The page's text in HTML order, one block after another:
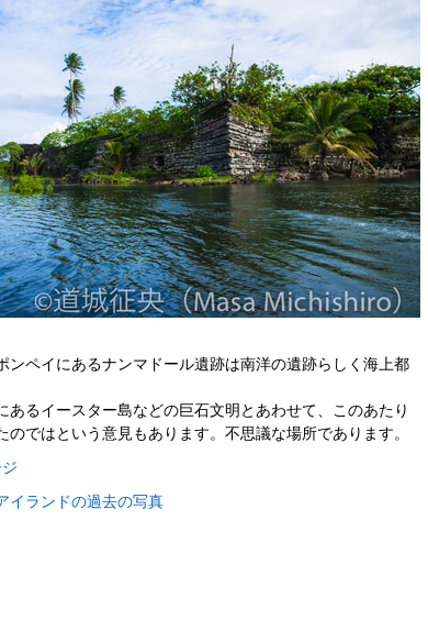
ンペイにあるナンマドール遺跡は南洋の遺跡らしく海上都
あるイースター島などの巨石文明とあわせて、このあたり
のではという意見もあります。不思議な場所であります。
イランドの過去の写真